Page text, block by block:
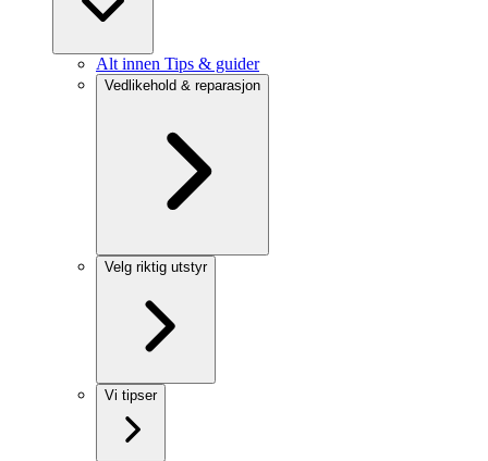
Alt innen Tips & guider
Vedlikehold & reparasjon
Velg riktig utstyr
Vi tipser